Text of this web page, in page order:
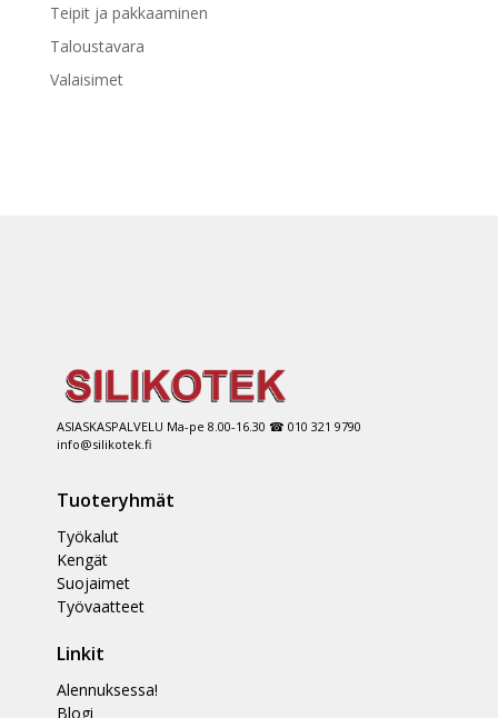
Teipit ja pakkaaminen
Taloustavara
Valaisimet
ASIASKASPALVELU Ma-pe 8.00-16.30 ☎ 010 321 9790
info@silikotek.fi
Tuoteryhmät
Työkalut
Kengät
Suojaimet
Työvaatteet
Linkit
Alennuksessa!
Blogi